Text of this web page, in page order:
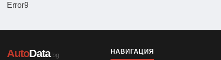
Error9
AutoData.bg НАВИГАЦИЯ